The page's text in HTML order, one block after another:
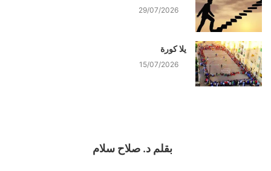
29/07/2026
يلا كورة
15/07/2026
بقلم د. صلاح سلام